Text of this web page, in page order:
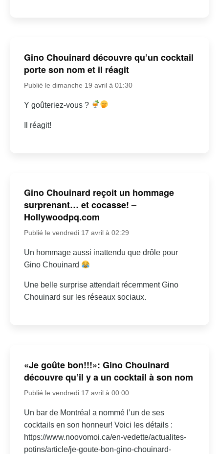
Gino Chouinard découvre qu’un cocktail
porte son nom et il réagit
Publié le dimanche 19 avril à 01:30
Y goûteriez-vous ?
Il réagit!
Gino Chouinard reçoit un hommage
surprenant… et cocasse! –
Hollywoodpq.com
Publié le vendredi 17 avril à 02:29
Un hommage aussi inattendu que drôle pour
Gino Chouinard
Une belle surprise attendait récemment Gino
Chouinard sur les réseaux sociaux.
«Je goûte bon!!!»: Gino Chouinard
découvre qu’il y a un cocktail à son nom
Publié le vendredi 17 avril à 00:00
Un bar de Montréal a nommé l’un de ses
cocktails en son honneur! Voici les détails :
https://www.noovomoi.ca/en-vedette/actualites-
potins/article/je-goute-bon-gino-chouinard-